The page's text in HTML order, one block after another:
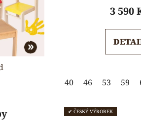
5,0
z
3 590
40 46 53 59
✔ ČESKÝ VÝROBEK